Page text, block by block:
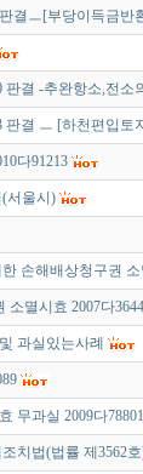
판결ㅡ[부당이득금
판결 -추완항소,전
판결 ㅡ [하천편입
다91213
서울시)
손해배상청구권
멸시효 2007다
과실있는사례
무과실 2009다78801
치법(법률 제3562